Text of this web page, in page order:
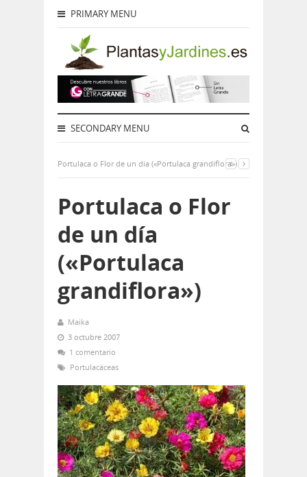
PRIMARY MENU
SECONDARY MENU
Portulaca o Flor de un día («Portulaca grandiflora»)
Portulaca o Flor
de un día
(«Portulaca
grandiflora»)
Maika
3 octubre 2007
1 comentario
Portulacáceas